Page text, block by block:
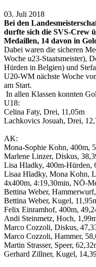
03. Juli 2018
Bei den
durfte sich die SVS-Crew
Medaillen, 14 davon in
Dabei waren die sicheren
Woche u23-Staatsmeister),
Hürden in Belgien) und
U20-WM nächste Woche
am Start.
In allen Klassen konnten
U18:
Celina Faty, Drei, 11,05m
Lachkovics Josuah, Drei,
AK:
Mona-Sophie Kohn, 400m,
Marlene Linzer, Diskus,
Lisa Hladky, 400m-Hürden,
Lisaa Hladky, Mona Kohn,
4x400m, 4:19,30min, NÖ-
Bettina Weber,
Bettina Weber, Kugel,
Felix Einramhof, 400m,
Andi Steinmetz, Hoch,
Marco Cozzoli, Diskus,
Marco Cozzoli, Hammer,
Martin Strasser, Speer,
Gerhard Zillner, Kugel,